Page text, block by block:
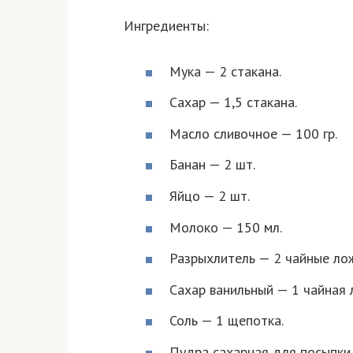
Ингредиенты:
Мука — 2 стакана.
Сахар — 1,5 стакана.
Масло сливочное — 100 гр.
Банан — 2 шт.
Яйцо — 2 шт.
Молоко — 150 мл.
Разрыхлитель — 2 чайные
Сахар ванильный — 1 чайная
Соль — 1 щепотка.